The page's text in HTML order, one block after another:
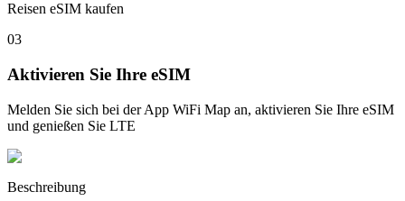
Reisen eSIM kaufen
03
Aktivieren Sie Ihre eSIM
Melden Sie sich bei der App WiFi Map an, aktivieren Sie Ihre eSIM
und genießen Sie LTE
Beschreibung